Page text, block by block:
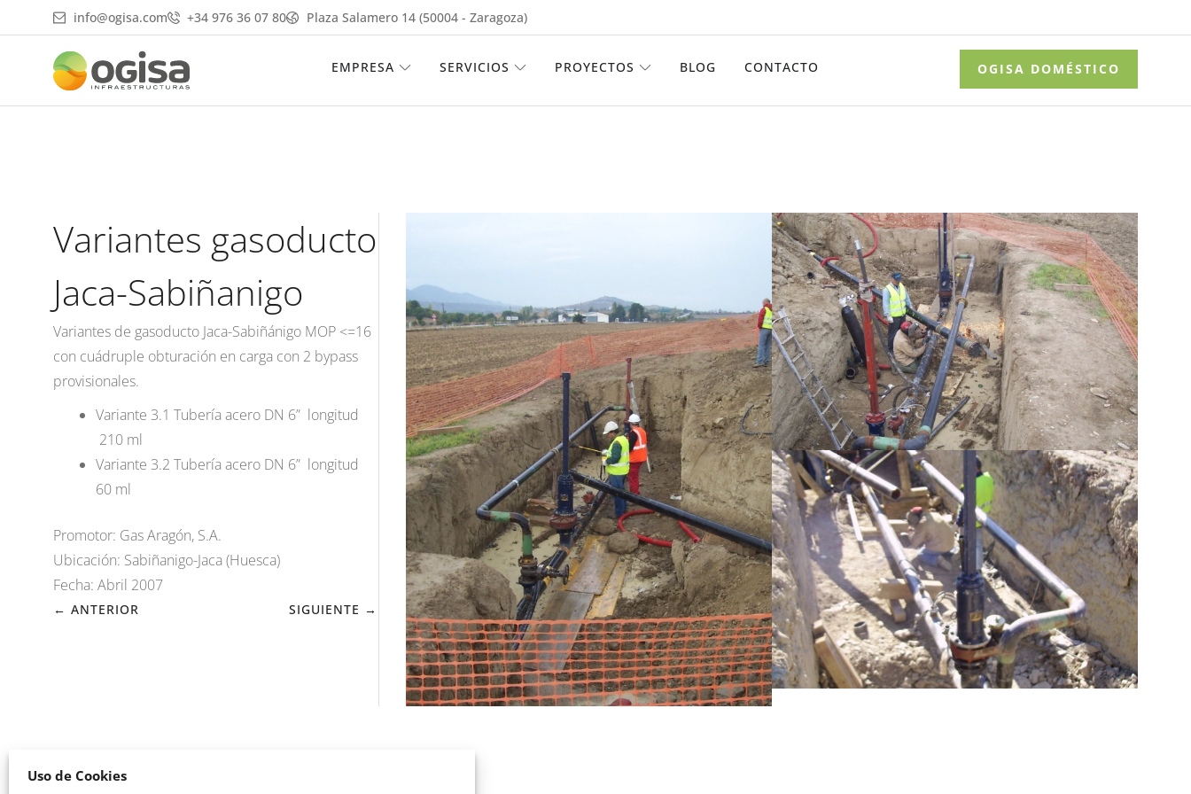
Uso de Cookies
al
contenido
info@ogisa.com +34 976 36 07 80 Plaza Salamero 14 (50004 - Zaragoza)
EMPRESA ABRIR EMPRESA
SERVICIOS ABRIR SERVICIOS
PROYECTOS ABRIR PROYECTOS
BLOG CONTACTO OGISA DOMÉSTICO
Variantes gasoducto
Jaca-Sabiñanigo
Variantes de gasoducto Jaca-Sabiñánigo MOP <=16
con cuádruple obturación en carga con 2 bypass
provisionales.
Variante 3.1 Tubería acero DN 6” longitud
210 ml
Variante 3.2 Tubería acero DN 6” longitud
60 ml
Promotor: Gas Aragón, S.A.
Ubicación: Sabiñanigo-Jaca (Huesca)
Fecha: Abril 2007
← ANTERIOR SIGUIENTE →